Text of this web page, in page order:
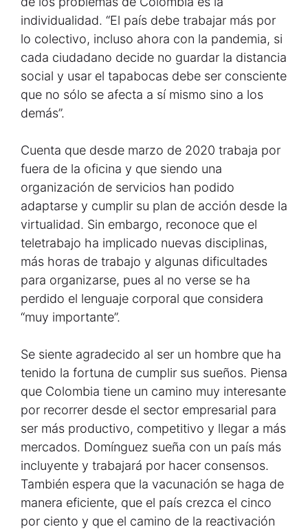
individualidad. “El país debe trabajar más por
lo colectivo, incluso ahora con la pandemia, si
cada ciudadano decide no guardar la distancia
social y usar el tapabocas debe ser consciente
que no sólo se afecta a sí mismo sino a los
demás”.
Cuenta que desde marzo de 2020 trabaja por
fuera de la oficina y que siendo una
organización de servicios han podido
adaptarse y cumplir su plan de acción desde la
virtualidad. Sin embargo, reconoce que el
teletrabajo ha implicado nuevas disciplinas,
más horas de trabajo y algunas dificultades
para organizarse, pues al no verse se ha
perdido el lenguaje corporal que considera
“muy importante”.
Se siente agradecido al ser un hombre que ha
tenido la fortuna de cumplir sus sueños. Piensa
que Colombia tiene un camino muy interesante
por recorrer desde el sector empresarial para
ser más productivo, competitivo y llegar a más
mercados. Domínguez sueña con un país más
incluyente y trabajará por hacer consensos.
También espera que la vacunación se haga de
manera eficiente, que el país crezca el cinco
por ciento y que el camino de la reactivación